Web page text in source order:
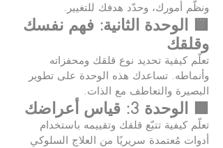
ونظّم أمورك، وحدّد هدفك للتغيير.
🟨 الوحدة الثانية: فهم نفسك
وقلقك
تعلّم كيفية تحديد نوع قلقك ومحفزاته
وأنماطه. تساعدك هذه الوحدة على تطوير
البصيرة والتعاطف مع الذات.
🟪 الوحدة 3: قياس أعراضك
تعلّم كيفية تتبّع قلقك وتقييمه باستخدام
أدوات مُعتمدة سريريًا من العلاج السلوكي